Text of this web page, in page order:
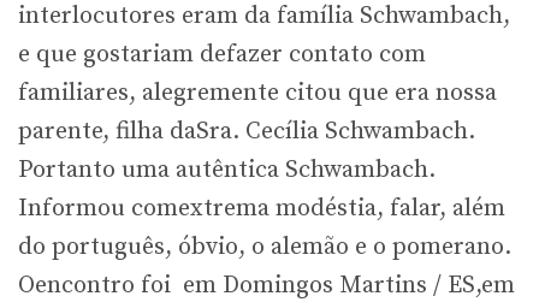
interlocutores eram da família Schwambach,
e que gostariam defazer contato com
familiares, alegremente citou que era nossa
parente, filha daSra. Cecília Schwambach.
Portanto uma autêntica Schwambach.
Informou comextrema modéstia, falar, além
do português, óbvio, o alemão e o pomerano.
Oencontro foi em Domingos Martins / ES,em